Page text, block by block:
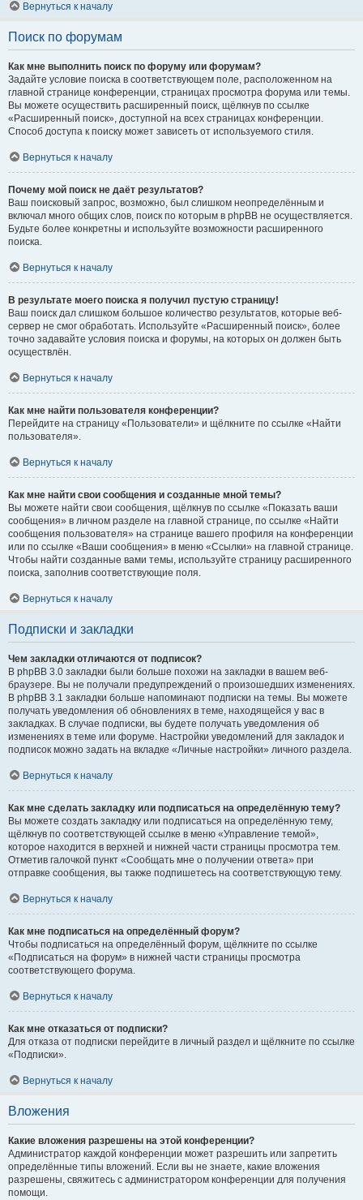
Вернуться к началу
Поиск по форумам
Как мне выполнить поиск по форуму или форумам?
Задайте условие поиска в соответствующем поле, расположенном на
главной странице конференции, страницах просмотра форума или темы.
Вы можете осуществить расширенный поиск, щёлкнув по ссылке
«Расширенный поиск», доступной на всех страницах конференции.
Способ доступа к поиску может зависеть от используемого стиля.
Вернуться к началу
Почему мой поиск не даёт результатов?
Ваш поисковый запрос, возможно, был слишком неопределённым и
включал много общих слов, поиск по которым в phpBB не осуществляется.
Будьте более конкретны и используйте возможности расширенного
поиска.
Вернуться к началу
В результате моего поиска я получил пустую страницу!
Ваш поиск дал слишком большое количество результатов, которые веб-
сервер не смог обработать. Используйте «Расширенный поиск», более
точно задавайте условия поиска и форумы, на которых он должен быть
осуществлён.
Вернуться к началу
Как мне найти пользователя конференции?
Перейдите на страницу «Пользователи» и щёлкните по ссылке «Найти
пользователя».
Вернуться к началу
Как мне найти свои сообщения и созданные мной темы?
Вы можете найти свои сообщения, щёлкнув по ссылке «Показать ваши
сообщения» в личном разделе на главной странице, по ссылке «Найти
сообщения пользователя» на странице вашего профиля на конференции
или по ссылке «Ваши сообщения» в меню «Ссылки» на главной странице.
Чтобы найти созданные вами темы, используйте страницу расширенного
поиска, заполнив соответствующие поля.
Вернуться к началу
Подписки и закладки
Чем закладки отличаются от подписок?
В phpBB 3.0 закладки были больше похожи на закладки в вашем веб-
браузере. Вы не получали предупреждений о произошедших изменениях.
В phpBB 3.1 закладки больше напоминают подписки на темы. Вы можете
получать уведомления об обновлениях в теме, находящейся у вас в
закладках. В случае подписки, вы будете получать уведомления об
изменениях в теме или форуме. Настройки уведомлений для закладок и
подписок можно задать на вкладке «Личные настройки» личного раздела.
Вернуться к началу
Как мне сделать закладку или подписаться на определённую тему?
Вы можете создать закладку или подписаться на определённую тему,
щёлкнув по соответствующей ссылке в меню «Управление темой»,
которое находится в верхней и нижней части страницы просмотра тем.
Отметив галочкой пункт «Сообщать мне о получении ответа» при
отправке сообщения, вы также подпишетесь на соответствующую тему.
Вернуться к началу
Как мне подписаться на определённый форум?
Чтобы подписаться на определённый форум, щёлкните по ссылке
«Подписаться на форум» в нижней части страницы просмотра
соответствующего форума.
Вернуться к началу
Как мне отказаться от подписки?
Для отказа от подписки перейдите в личный раздел и щёлкните по ссылке
«Подписки».
Вернуться к началу
Вложения
Какие вложения разрешены на этой конференции?
Администратор каждой конференции может разрешить или запретить
определённые типы вложений. Если вы не знаете, какие вложения
разрешены, свяжитесь с администратором конференции для получения
помощи.